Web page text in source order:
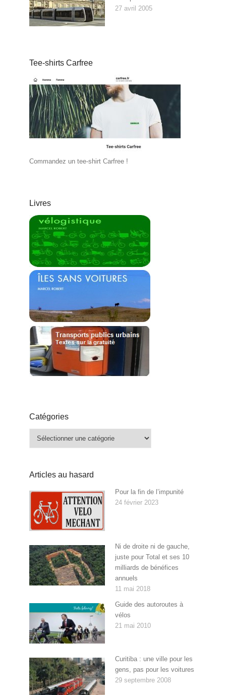
27 avril 2005
Tee-shirts Carfree
Commandez un tee-shirt Carfree !
Livres
Catégories
Articles au hasard
Pour la fin de l’impunité
24 février 2023
Ni de droite ni de gauche,
juste pour Total et ses 10
milliards de bénéfices
annuels
11 mai 2018
Guide des autoroutes à
vélos
21 mai 2010
Curitiba : une ville pour les
gens, pas pour les voitures
29 septembre 2008